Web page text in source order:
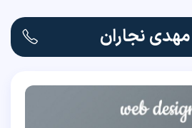
مهدی نجاران